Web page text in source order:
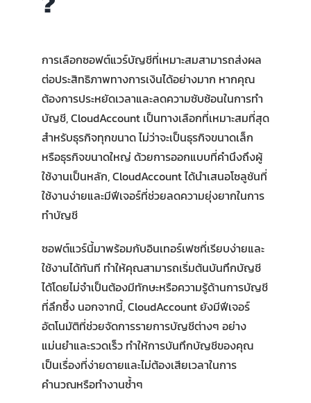
การเลือกซอฟต์แวร์บัญชีที่เหมาะสมสามารถส่งผล
ต่อประสิทธิภาพทางการเงินได้อย่างมาก หากคุณ
ต้องการประหยัดเวลาและลดความซับซ้อนในการทำ
บัญชี, CloudAccount เป็นทางเลือกที่เหมาะสมที่สุด
สำหรับธุรกิจทุกขนาด ไม่ว่าจะเป็นธุรกิจขนาดเล็ก
หรือธุรกิจขนาดใหญ่ ด้วยการออกแบบที่คำนึงถึงผู้
ใช้งานเป็นหลัก, CloudAccount ได้นำเสนอโซลูชันที่
ใช้งานง่ายและมีฟีเจอร์ที่ช่วยลดความยุ่งยากในการ
ทำบัญชี
ซอฟต์แวร์นี้มาพร้อมกับอินเทอร์เฟซที่เรียบง่ายและ
ใช้งานได้ทันที ทำให้คุณสามารถเริ่มต้นบันทึกบัญชี
ได้โดยไม่จำเป็นต้องมีทักษะหรือความรู้ด้านการบัญชี
ที่ลึกซึ้ง นอกจากนี้, CloudAccount ยังมีฟีเจอร์
อัตโนมัติที่ช่วยจัดการรายการบัญชีต่างๆ อย่าง
แม่นยำและรวดเร็ว ทำให้การบันทึกบัญชีของคุณ
เป็นเรื่องที่ง่ายดายและไม่ต้องเสียเวลาในการ
คำนวณหรือทำงานซ้ำๆ